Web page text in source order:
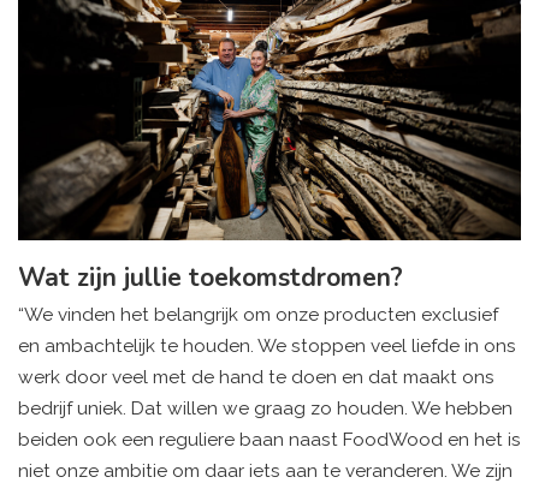
Wat zijn jullie toekomstdromen?
“We vinden het belangrijk om onze producten exclusief
en ambachtelijk te houden. We stoppen veel liefde in ons
werk door veel met de hand te doen en dat maakt ons
bedrijf uniek. Dat willen we graag zo houden. We hebben
beiden ook een reguliere baan naast FoodWood en het is
niet onze ambitie om daar iets aan te veranderen. We zijn